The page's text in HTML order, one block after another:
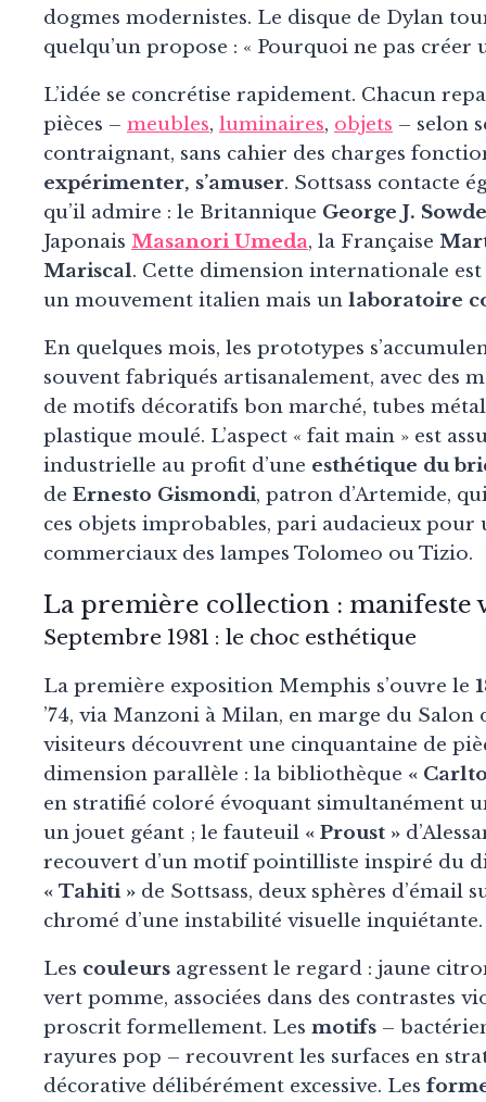
dogmes modernistes. Le disque de Dylan
quelqu’un propose : « Pourquoi ne pas créer
L’idée se concrétise rapidement. Chacun
pièces – meubles, luminaires, objets – selon
contraignant, sans cahier des charges
expérimenter, s’amuser. Sottsass contacte
qu’il admire : le Britannique George J.
Japonais Masanori Umeda, la Française
Mariscal. Cette dimension internationale
un mouvement italien mais un laboratoire
En quelques mois, les prototypes
souvent fabriqués artisanalement, avec des
de motifs décoratifs bon marché, tubes
plastique moulé. L’aspect « fait main » est
industrielle au profit d’une esthétique du
de Ernesto Gismondi, patron d’Artemide,
ces objets improbables, pari audacieux
commerciaux des lampes Tolomeo ou Tizio.
La première collection : manifeste
Septembre 1981 : le choc esthétique
La première exposition Memphis s’ouvre le
’74, via Manzoni à Milan, en marge du
visiteurs découvrent une cinquantaine de
dimension parallèle : la bibliothèque «
en stratifié coloré évoquant simultanément
un jouet géant ; le fauteuil « Proust »
recouvert d’un motif pointilliste inspiré du
« Tahiti » de Sottsass, deux sphères
chromé d’une instabilité visuelle inquiétante.
Les couleurs agressent le regard : jaune
vert pomme, associées dans des contrastes
proscrit formellement. Les motifs –
rayures pop – recouvrent les surfaces en
décorative délibérément excessive. Les